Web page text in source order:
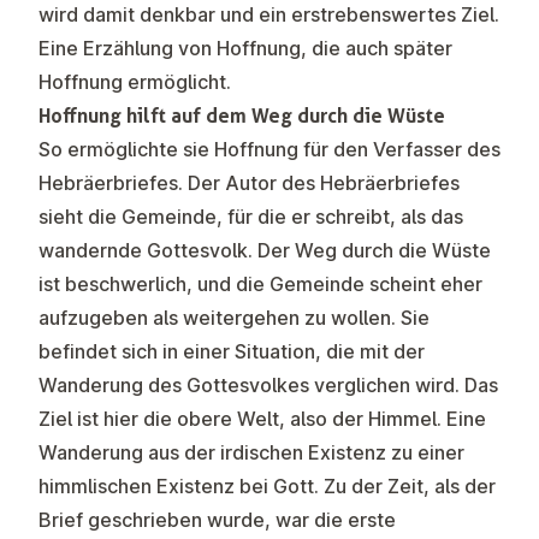
wird damit denkbar und ein erstrebenswertes Ziel.
Eine Erzählung von Hoffnung, die auch später
Hoffnung ermöglicht.
Hoffnung hilft auf dem Weg durch die Wüste
So ermöglichte sie Hoffnung für den Verfasser des
Hebräerbriefes. Der Autor des Hebräerbriefes
sieht die Gemeinde, für die er schreibt, als das
wandernde Gottesvolk. Der Weg durch die Wüste
ist beschwerlich, und die Gemeinde scheint eher
aufzugeben als weitergehen zu wollen. Sie
befindet sich in einer Situation, die mit der
Wanderung des Gottesvolkes verglichen wird. Das
Ziel ist hier die obere Welt, also der Himmel. Eine
Wanderung aus der irdischen Existenz zu einer
himmlischen Existenz bei Gott. Zu der Zeit, als der
Brief geschrieben wurde, war die erste